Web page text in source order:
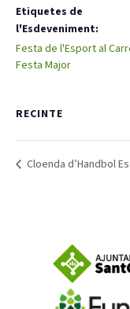
Etiquetes de
l'Esdeveniment:
Festa de l'Esport al
Festa Major
RECINTE
Cloenda d’Handbol
Memòria d'activitats
Proposta educativa
Notícies
Butlletins
Xarxes socials
COL·LABORA